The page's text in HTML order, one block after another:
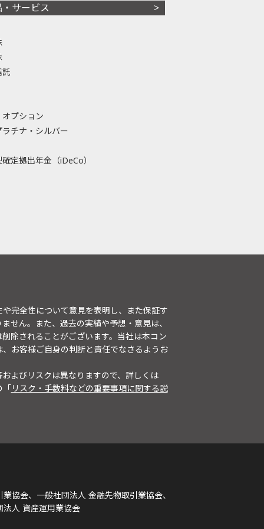
・サービス
託
プション
ラチナ・シルバー
定拠出年金（iDeCo）
完全性について意見を表明し、また保証す
せん。また、過去の実績や予想・意見は、
除されることがございます。当社は本コン
お客様ご自身の判断と責任でなさるようお
よびリスクは異なりますので、詳しくは
「リスク・手数料などの重要事項に関する説
協会、一般社団法人 金融先物取引業協会、
人 資産運用業協会